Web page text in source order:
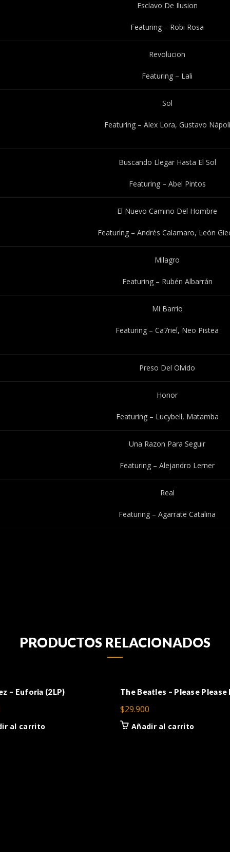
Esclavo De Ilusion
Featuring – Robi Rosa
Revolucion
Featuring – Lali
Sol
Featuring – Alex Lora, Gustavo Nápoli
Buscando Llegar Hasta El Sol
Featuring – Abel Pintos
El Nuevo Camino Del Hombre
Featuring – Andrés Calamaro, León
Milagro
Featuring – Rubén Albarrán
Mi Barrio
Featuring – Ca7riel, Neo Pistea
Preso Del Olvido
Honor
Featuring – Lucybell, Matamba
Una Razon Para Seguir
Featuring – Alejandro Lerner
Real
Featuring – Agarrate Catalina
PRODUCTOS RELACIONADOS
– Euforia (2LP)
al carrito
The Beatles – Please Please
$29.900
Añadir al carrito